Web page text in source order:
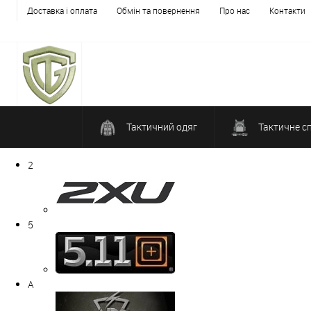
Доставка і оплата Обмін та повернення Про нас Контакти
Тактичний одяг Тактичне
2
5
A